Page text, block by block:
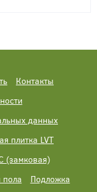
Контакты
данных
плитка LVT
(замковая)
пола
Подложка